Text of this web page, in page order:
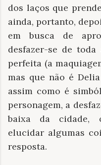
dos laços que
ainda, portanto,
em busca de
desfazer-se de toda
perfeita (a
mas que não é
assim como é
personagem, a
baixa da cidade,
elucidar algumas
resposta.